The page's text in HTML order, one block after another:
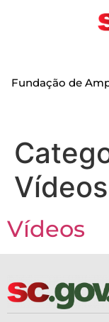
Fundação de
Vídeos
Vídeos